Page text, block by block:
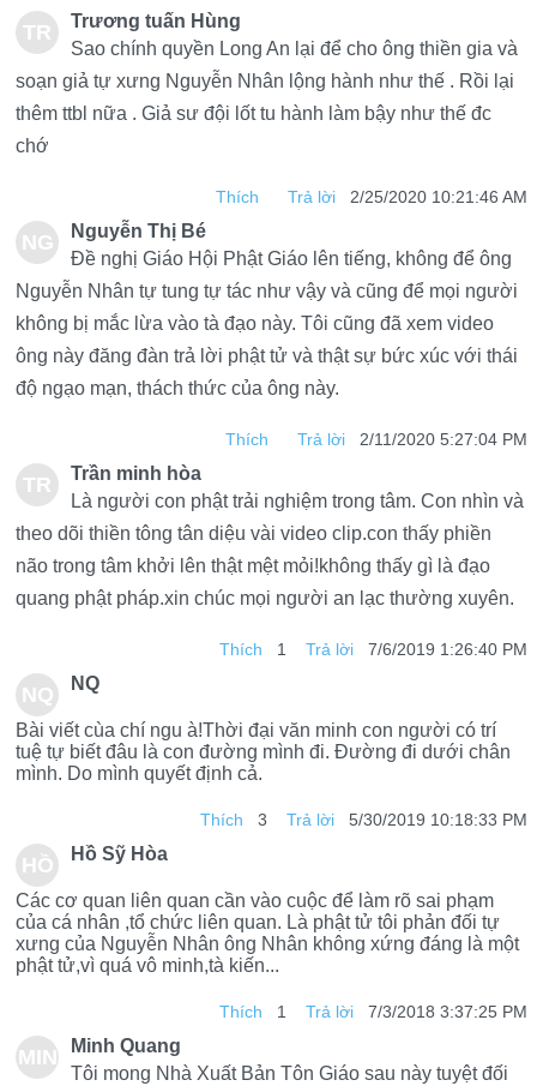
TR
ƯƠ
NG
HÙ
NG
Trương tuấn Hùng
Sao chính quyền Long An lại để cho ông thiền gia và
soạn giả tự xưng Nguyễn Nhân lộng hành như thế . Rồi lại
thêm ttbl nữa . Giả sư đội lốt tu hành làm bậy như thế đc
chớ
Thích Trả lời 2/25/2020 10:21:46 AM
NG
UY
ỄN
THỊ
Nguyễn Thị Bé
Đề nghị Giáo Hội Phật Giáo lên tiếng, không để ông
Nguyễn Nhân tự tung tự tác như vậy và cũng để mọi người
không bị mắc lừa vào tà đạo này. Tôi cũng đã xem video
ông này đăng đàn trả lời phật tử và thật sự bức xúc với thái
độ ngạo mạn, thách thức của ông này.
Thích Trả lời 2/11/2020 5:27:04 PM
TR
ẦN
MIN
A
Trần minh hòa
Là người con phật trải nghiệm trong tâm. Con nhìn và
theo dõi thiền tông tân diệu vài video clip.con thấy phiền
não trong tâm khởi lên thật mệt mỏi!không thấy gì là đạo
quang phật pháp.xin chúc mọi người an lạc thường xuyên.
Thích 1 Trả lời 7/6/2019 1:26:40 PM
NQ NQ
Bài viết cùa chí ngu à!Thời đại văn minh con người có trí
tuệ tự biết đâu là con đường mình đi. Đường đi dưới chân
mình. Do mình quyết định cả.
Thích 3 Trả lời 5/30/2019 10:18:33 PM
HỒ
SỸ
HÒ
Hồ Sỹ Hòa
Các cơ quan liên quan cần vào cuộc để làm rõ sai phạm
của cá nhân ,tổ chức liên quan. Là phật tử tôi phản đối tự
xưng của Nguyễn Nhân ông Nhân không xứng đáng là một
phật tử,vì quá vô minh,tà kiến...
Thích 1 Trả lời 7/3/2018 3:37:25 PM
MIN
Minh Quang
Tôi mong Nhà Xuất Bản Tôn Giáo sau này tuyệt đối